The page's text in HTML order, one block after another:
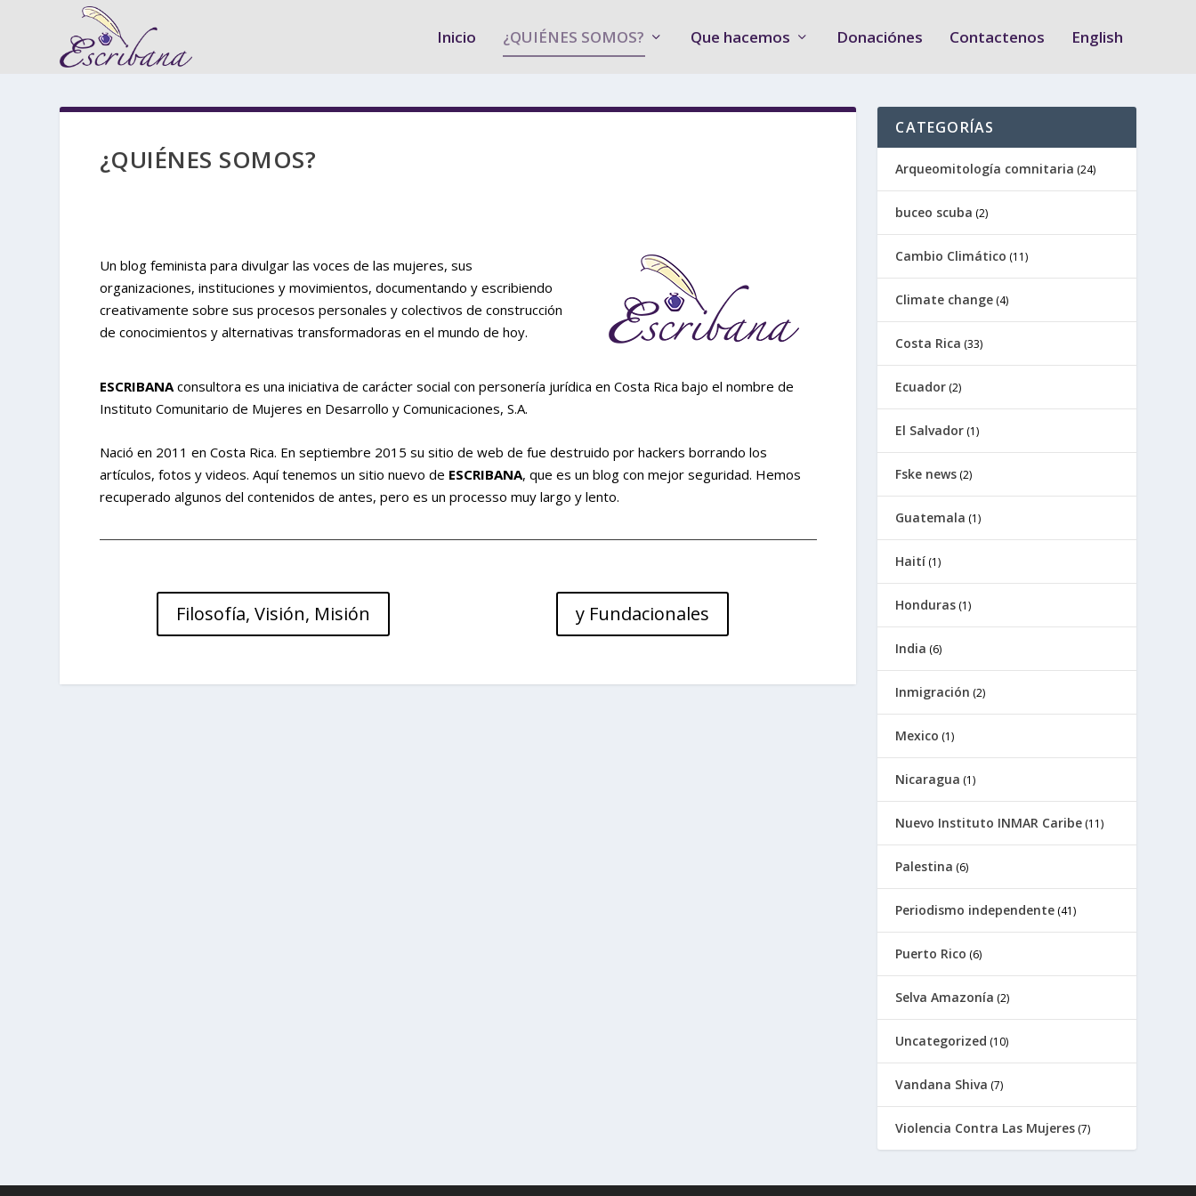
Inicio ¿QUIÉNES SOMOS? Que hacemos Donaciónes Contactenos English
¿QUIÉNES SOMOS?
Un blog feminista para divulgar las voces de las mujeres, sus
organizaciones, instituciones y movimientos, documentando y escribiendo
creativamente sobre sus procesos personales y colectivos de construcción
de conocimientos y alternativas transformadoras en el mundo de hoy.
ESCRIBANAconsultora es una iniciativa de carácter social con personería jurídica en Costa Rica bajo el nombre de
Instituto Comunitario de Mujeres en Desarrollo y Comunicaciones, S.A.
Nació en 2011 en Costa Rica. En septiembre 2015 su sitio de web de fue destruido por hackers borrando los
artículos, fotos y videos. Aquí tenemos un sitio nuevo de ESCRIBANA, que es un blog con mejor seguridad. Hemos
recuperado algunos del contenidos de antes, pero es un processo muy largo y lento.
Filosofía, Visión, Misión y Fundacionales
CATEGORÍAS
Arqueomitología comnitaria (24)
buceo scuba (2)
Cambio Climático (11)
Climate change (4)
Costa Rica (33)
Ecuador (2)
El Salvador (1)
Fske news (2)
Guatemala (1)
Haití (1)
Honduras (1)
India (6)
Inmigración (2)
Mexico (1)
Nicaragua (1)
Nuevo Instituto INMAR Caribe (11)
Palestina (6)
Periodismo independente (41)
Puerto Rico (6)
Selva Amazonía (2)
Uncategorized (10)
Vandana Shiva (7)
Violencia Contra Las Mujeres (7)